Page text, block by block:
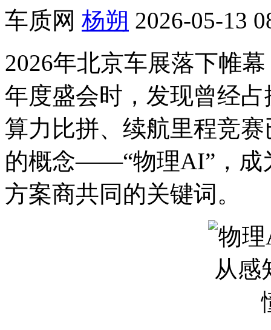
车质网 杨朔 2026-05-13
2026年北京车展落下帷
年度盛会时，发现曾经
算力比拼、续航里程竞
的概念——“物理AI”，成
方案商共同的关键词。